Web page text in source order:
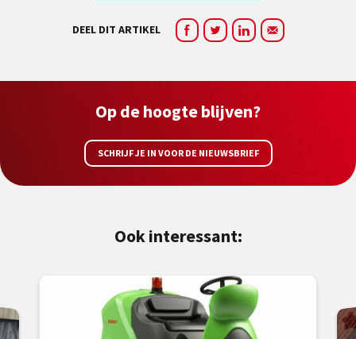
DEEL DIT ARTIKEL
Op de hoogte blijven?
SCHRIJF JE IN VOOR DE NIEUWSBRIEF
Ook interessant: